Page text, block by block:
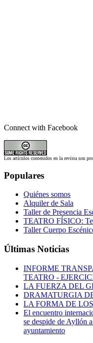
Connect with Facebook
Los artículos contenidos en la revista son
Populares
Quiénes somos
Alquiler de Sala
Taller de Presencia
TEATRO FÍSICO:
Taller Cuerpo
Últimas Noticias
INFORME
TEATRO -
LA FUERZA DEL
DRAMATURGIA
LA FORMA DE
El encuentro
se despide de Ayllón
ayuntamiento